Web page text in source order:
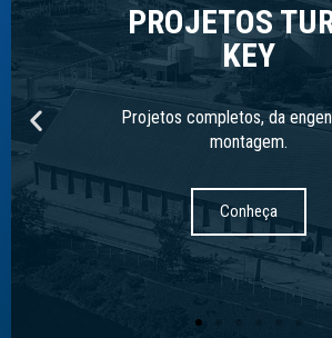
PROJETOS
KEY
Projetos completos, da
montagem.
Conheça